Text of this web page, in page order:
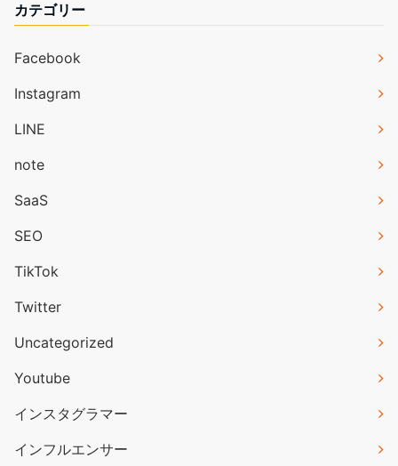
カテゴリー
Facebook
Instagram
LINE
note
SaaS
SEO
TikTok
Twitter
Uncategorized
Youtube
インスタグラマー
インフルエンサー